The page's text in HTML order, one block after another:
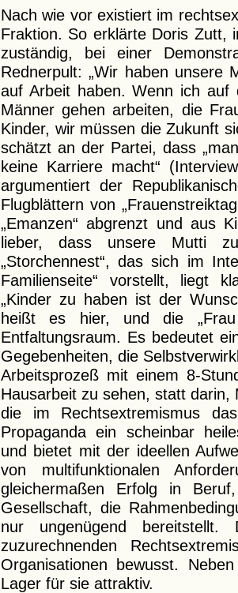
Nach wie vor existiert im
Fraktion. So erklärte Doris Zutt,
zuständig, bei einer
Rednerpult: „Wir haben unsere
auf Arbeit haben. Wenn ich auf
Männer gehen arbeiten, die
Kinder, wir müssen die Zukunft
schätzt an der Partei, dass
keine Karriere macht“
argumentiert der
Flugblättern von
„Emanzen“ abgrenzt und aus
lieber, dass unsere Mutti
„Storchennest“, das sich im
Familienseite“ vorstellt, liegt
„Kinder zu haben ist der
heißt es hier, und die
Entfaltungsraum. Es bedeutet
Gegebenheiten, die
Arbeitsprozeß mit einem 8-
Hausarbeit zu sehen, statt darin,
die im Rechtsextremismus
Propaganda ein scheinbar
und bietet mit der ideellen
von multifunktionalen
gleichermaßen Erfolg in
Gesellschaft, die
nur ungenügend bereitstellt.
zuzurechnenden
Organisationen bewusst.
Lager für sie attraktiv.